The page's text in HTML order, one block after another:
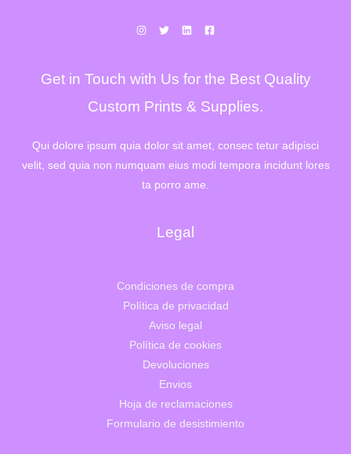
Get in Touch with Us for the Best Quality
Custom Prints & Supplies.
Qui dolore ipsum quia dolor sit amet, consec tetur adipisci
velit, sed quia non numquam eius modi tempora incidunt lores
ta porro ame.
Legal
Condiciones de compra
Política de privacidad
Aviso legal
Política de cookies
Devoluciones
Envios
Hoja de reclamaciones
Formulario de desistimiento